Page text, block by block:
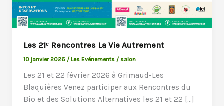
Les 21ᵉ Rencontres La Vie Autrement
10 janvier 2026 /Les Evénements /salon
Les 21 et 22 février 2026 à Grimaud-Les
Blaquières Venez participer aux Rencontres du
Bio et des Solutions Alternatives les 21 et 22 […]